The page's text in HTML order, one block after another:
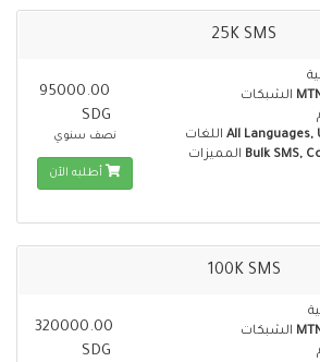
25K SMS
الشبكات
All Languages, اللغات
Bulk SMS, المميزات
95000.00
SDG
نصف سنوي
أطلبه الآن
100K SMS
الشبكات
320000.00
SDG